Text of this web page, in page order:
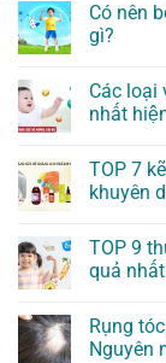
Có nên
gì?
Các loại
nhất
TOP 7
khuyên
TOP 9
quả
Rụng
Nguyên